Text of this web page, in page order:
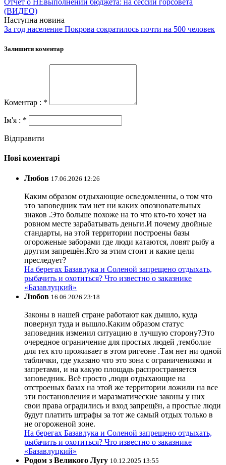
(ВИДЕО)
Наступна новина
За год население Покрова сократилось почти на 500 человек
Залишити коментар
Коментар : *
Ім'я : *
Відправити
Нові коментарі
Любов 17.06.2026 12:26
Каким образом отдыхающие осведомленны, о том что
это заповедник там нет ни каких опозновательных
знаков .Это больше похоже на то что кто-то хочет на
ровном месте зарабатывать деньги.И почему двойные
стандарты, на этой территории построены базы
огороженые заборами где люди катаются, ловят рыбу а
другим запрещён.Кто за этим стоит и какие цели
преследует?
На берегах Базавлука и Соленой запрещено отдыхать,
рыбачить и охотиться? Что известно о заказнике
«Базавлуцкий»
Любов 16.06.2026 23:18
Законы в нашей стране работают как дышло, куда
повернул туда и вышло.Каким образом статус
заповедник изменил ситуацию в лучшую сторону?Это
очередное ограничение для простых людей ,темболие
для тех кто проживает в этом ригеоне .Там нет ни одной
таблички, где указано что это зона с ограничениями и
запретами, и на какую площадь распространяется
заповедник. Всё просто ,люди отдыхающие на
отстроеных базах на этой же территории ложили на все
эти постановления и маразматические законы у них
свои права оградились и вход запрещён, а простые люди
будут платить штрафы за тот же самый отдых только в
не огороженой зоне.
На берегах Базавлука и Соленой запрещено отдыхать,
рыбачить и охотиться? Что известно о заказнике
«Базавлуцкий»
Родом з Великого Лугу 10.12.2025 13:55